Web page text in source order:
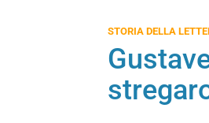
STORIA DELLA